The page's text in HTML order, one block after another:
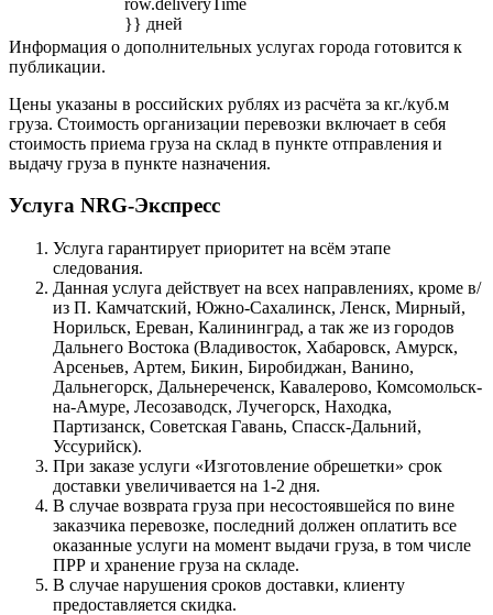
}} дней
Информация о дополнительных услугах города готовится к
публикации.
Цены указаны в российских рублях из расчёта за кг./куб.м
груза. Стоимость организации перевозки включает в себя
стоимость приема груза на склад в пункте отправления и
выдачу груза в пункте назначения.
Услуга NRG-Экспресс
Услуга гарантирует приоритет на всём этапе
следования.
Данная услуга действует на всех направлениях, кроме в/
из П. Камчатский, Южно-Сахалинск, Ленск, Мирный,
Норильск, Ереван, Калининград, а так же из городов
Дальнего Востока (Владивосток, Хабаровск, Амурск,
Арсеньев, Артем, Бикин, Биробиджан, Ванино,
Дальнегорск, Дальнереченск, Кавалерово, Комсомольск-
на-Амуре, Лесозаводск, Лучегорск, Находка,
Партизанск, Советская Гавань, Спасск-Дальний,
Уссурийск).
При заказе услуги «Изготовление обрешетки» срок
доставки увеличивается на 1-2 дня.
В случае возврата груза при несостоявшейся по вине
заказчика перевозке, последний должен оплатить все
оказанные услуги на момент выдачи груза, в том числе
ПРР и хранение груза на складе.
В случае нарушения сроков доставки, клиенту
предоставляется скидка.